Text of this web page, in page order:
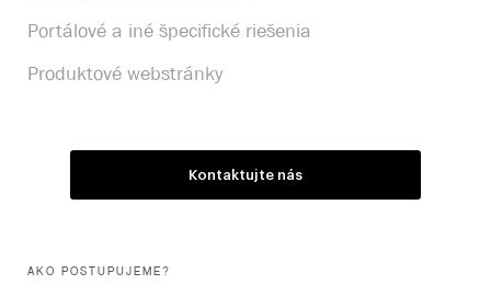
Portálové a iné špecifické riešenia
Produktové webstránky
Kontaktujte nás
AKO POSTUPUJEME?